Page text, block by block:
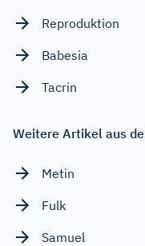
Reproduktion
Babesia
Tacrin
Weitere Artikel aus
Metin
Fulk
Samuel